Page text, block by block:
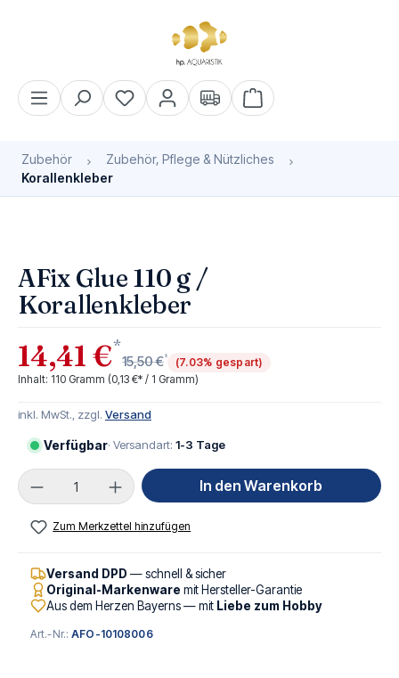
Warenkorb enthält 0
Zubehör
Zubehör, Pflege & Nützliches
Korallenkleber
AFix Glue 110 g /
Korallenkleber
14,41 €*
15,50 €*
(7.03% gespart)
Inhalt: 110 Gramm (0,13 €* / 1 Gramm)
inkl. MwSt., zzgl. Versand
Verfügbar· Versandart: 1-3 Tage
Produkt Anzahl: Gib den gewünschten Wert
In den Warenkorb
Zum Merkzettel hinzufügen
Versand DPD — schnell & sicher
Original-Markenware mit Hersteller-Garantie
Aus dem Herzen Bayerns — mit Liebe zum Hobby
Art.-Nr.:AFO-10108006